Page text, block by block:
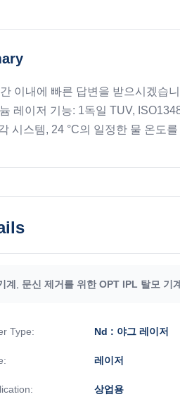
이내에 빠른 답변을 받으시겠습
레이저 기능: 1독일 TUV,
시스템, 24 °C의 일정한 물 온도를
계 문신 제거를 위한 OPT IPL 탈모 기계
Type: Nd : 야그 레이저
레이저
상업용